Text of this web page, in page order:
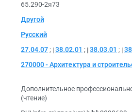
65.290-2я73
Другой
Русский
27.04.07 ; 38.02.01 ; 38.03.01 ;
270000 - Архитектура и
Дополнительное
(чтение)